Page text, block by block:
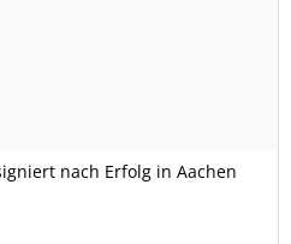
nach Erfolg in Aachen